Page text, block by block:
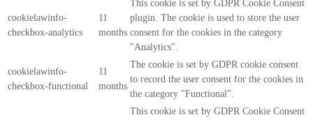
cookielawinfo-
checkbox-analytics
11
months
This cookie is set by GDPR Cookie Consent
plugin. The cookie is used to store the user
consent for the cookies in the category
"Analytics".
cookielawinfo-
checkbox-functional
11
months
The cookie is set by GDPR cookie consent
to record the user consent for the cookies in
the category "Functional".
This cookie is set by GDPR Cookie Consent